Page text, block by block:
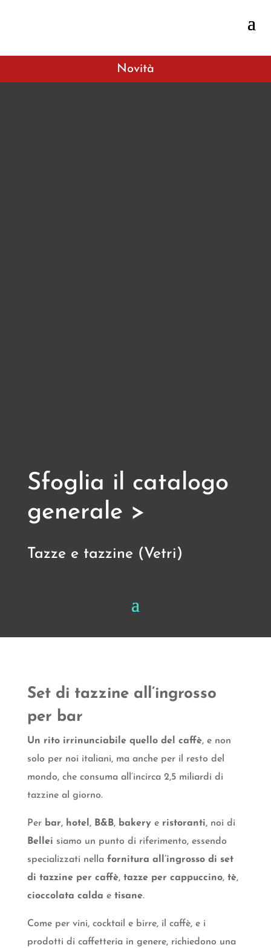
Novità
Sfoglia il catalogo
generale >
Tazze e tazzine (Vetri)
Set di tazzine all’ingrosso
per bar
Un rito irrinunciabile quello del caffè, e non
solo per noi italiani, ma anche per il resto del
mondo, che consuma all’incirca 2,5 miliardi di
tazzine al giorno.
Per bar, hotel , B&B, bakerye ristoranti, noi di
Bellei siamo un punto di riferimento, essendo
specializzati nella fornitura all’ingrosso di set
di tazzine per caffè, tazze per cappuccino, tè,
cioccolata calda e tisane.
Come per vini, cocktail e birre, il caffè, e i
prodotti di caffetteria in genere, richiedono una